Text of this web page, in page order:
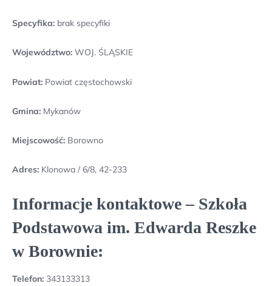
Specyfika: brak specyfiki
Województwo: WOJ. ŚLĄSKIE
Powiat: Powiat częstochowski
Gmina: Mykanów
Miejscowość: Borowno
Adres: Klonowa / 6/8, 42-233
Informacje kontaktowe – Szkoła
Podstawowa im. Edwarda Reszke
w Borownie:
Telefon: 343133313